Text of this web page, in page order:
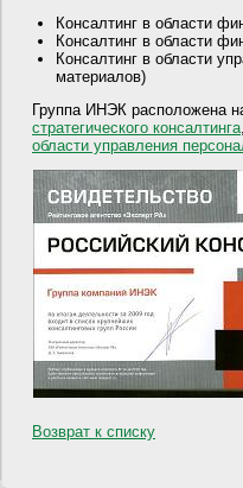
Консалтинг в области
Консалтинг в области
Консалтинг в области
материалов)
Группа ИНЭК расположена
стратегического консалтинга
области управления
Возврат к списку